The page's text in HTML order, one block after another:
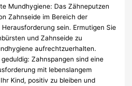
Mundhygiene: Das Zähneputzen
Zahnseide im Bereich der
sein. Ermutigen Sie
und Zahnseide zu
aufrechtzuerhalten.
Zahnspangen sind eine
mit lebenslangem
Kind, positiv zu bleiben und